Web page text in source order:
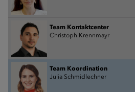
Team Kontaktcenter
Christoph Krennmayr
Team Koordination
Julia Schmidlechner